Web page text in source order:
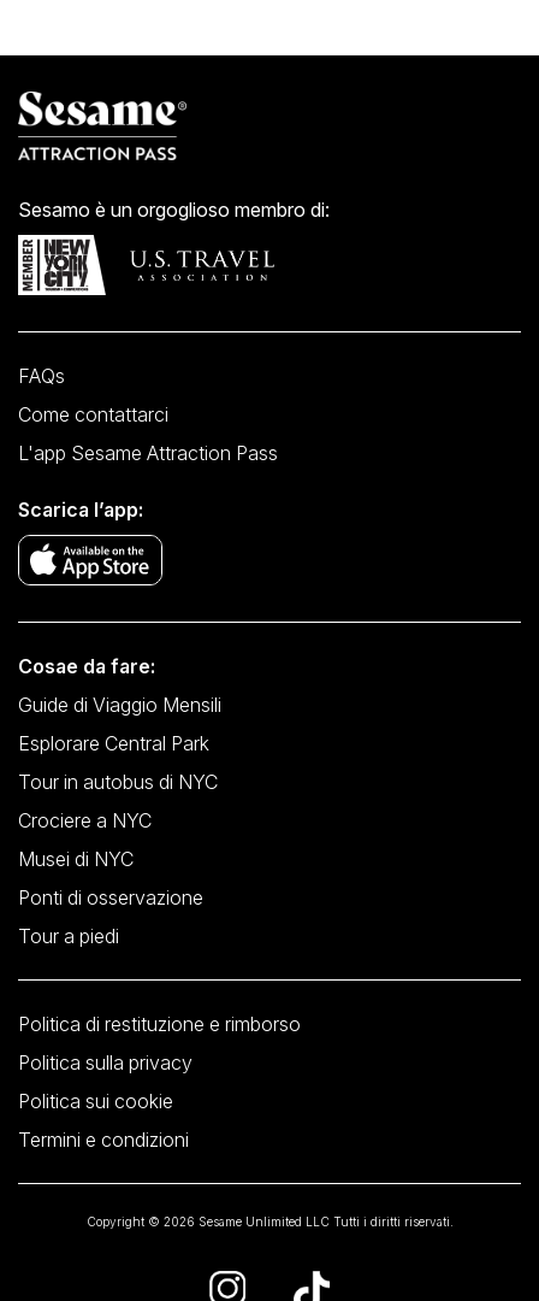
Sesamo è un orgoglioso membro di:
FAQs
Come contattarci
L'app Sesame Attraction Pass
Scarica l’app:
Cosae da fare:
Guide di Viaggio Mensili
Esplorare Central Park
Tour in autobus di NYC
Crociere a NYC
Musei di NYC
Ponti di osservazione
Tour a piedi
Politica di restituzione e rimborso
Politica sulla privacy
Politica sui cookie
Termini e condizioni
Copyright © 2026 Sesame Unlimited LLC Tutti i diritti riservati.